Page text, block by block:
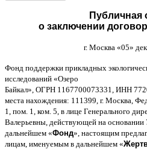
Публичная
о заключении
г. Москва «05»
Фонд поддержки прикладных
исследований «Озеро
Байкал», ОГРН 1167700073331, ИНН
места нахождения: 111399, г. Москва
1, пом . 1, ком . 5, в лице Генерального
Валерьевны действующей на основании
дальнейшем «Фонд», настоящим
лицам именуемым в дальнейшем «